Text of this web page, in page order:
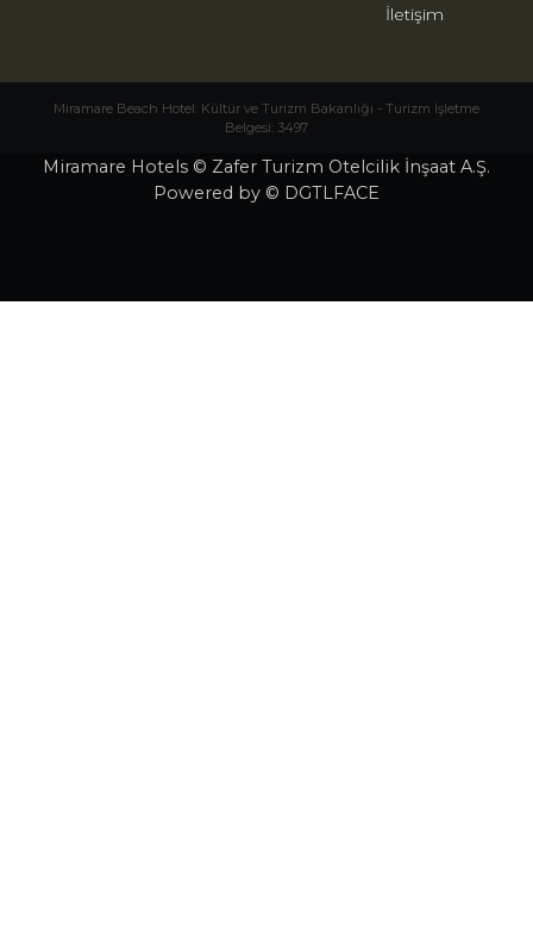
İletişim
Miramare Beach Hotel: Kültür ve Turizm Bakanlığı - Turizm İşletme
Belgesi: 3497
Miramare Hotels © Zafer Turizm Otelcilik İnşaat A.Ş.
Powered by © DGTLFACE